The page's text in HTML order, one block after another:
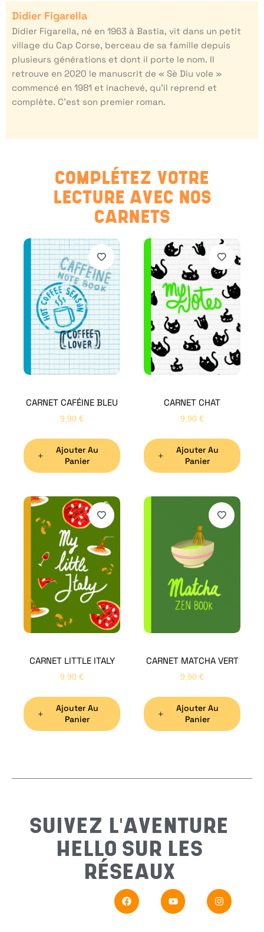
Didier Figarella
Didier Figarella, né en 1963 à Bastia, vit dans un petit
village du Cap Corse, berceau de sa famille depuis
plusieurs générations et dont il porte le nom. Il
retrouve en 2020 le manuscrit de « Sè Diu vole »
commencé en 1981 et inachevé, qu’il reprend et
complète. C’est son premier roman.
COMPLÉTEZ VOTRE
LECTURE AVEC NOS
CARNETS
CARNET CAFÉINE BLEU
9,90 €
Ajouter Au
Panier
CARNET CHAT
9,90 €
Ajouter Au
Panier
CARNET LITTLE ITALY
9,90 €
Ajouter Au
Panier
CARNET MATCHA VERT
9,90 €
Ajouter Au
Panier
SUIVEZ L'AVENTURE
HELLO SUR LES
RÉSEAUX